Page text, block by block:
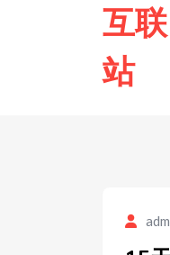
互
站